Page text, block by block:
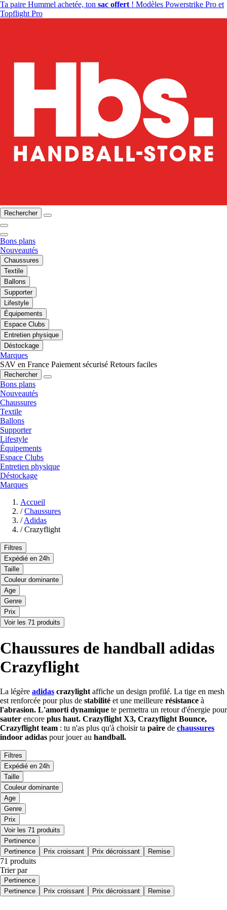
Ta paire Hummel achetée, ton sac offert ! Modèles Powerstrike Pro et
Topflight Pro
Rechercher
Bons plans
Nouveautés
Chaussures
Textile
Ballons
Supporter
Lifestyle
Équipements
Espace Clubs
Entretien physique
Déstockage
Marques
SAV en France Paiement sécurisé Retours faciles
Rechercher
Bons plans
Nouveautés
Chaussures
Textile
Ballons
Supporter
Lifestyle
Équipements
Espace Clubs
Entretien physique
Déstockage
Marques
Accueil
/ Chaussures
/Adidas
/ Crazyflight
Filtres
Expédié en 24h
Taille
Couleur dominante
Age
Genre
Prix
Voir les 71 produits
Chaussures de handball adidas
Crazyflight
La légère adidas crazylight affiche un design profilé. La tige en mesh
est renforcée pour plus de stabilité et une meilleure résistance à
l'abrasion. L'amorti dynamique te permettra un retour d'énergie pour
sauter encore plus haut. Crazyflight X3, Crazyflight Bounce,
Crazyflight team : tu n'as plus qu'à choisir ta paire de chaussures
indoor adidas pour jouer au handball.
Filtres
Expédié en 24h
Taille
Couleur dominante
Age
Genre
Prix
Voir les 71 produits
Pertinence
Pertinence
Prix croissant Prix décroissant Remise
71 produits
Trier par
Pertinence
Pertinence
Prix croissant Prix décroissant Remise